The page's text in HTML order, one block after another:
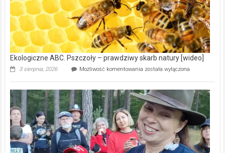
na
modernizację
oczyszczalni
ścieków
[wideo]
Ekologiczne ABC. Pszczoły – prawdziwy skarb natury [wideo]
3 sierpnia, 2026 Możliwość komentowania Ekologiczne
–
prawdziwy
skarb
natury
[wideo]
została wyłączona